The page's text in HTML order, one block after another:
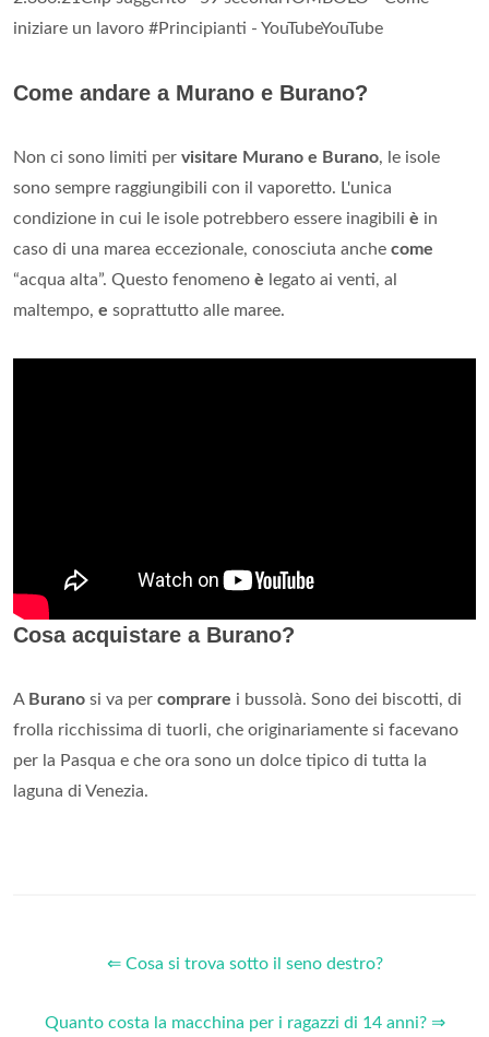
iniziare un lavoro #Principianti - YouTubeYouTube
Come andare a Murano e Burano?
Non ci sono limiti per visitare Murano e Burano, le isole
sono sempre raggiungibili con il vaporetto. L'unica
condizione in cui le isole potrebbero essere inagibili è in
caso di una marea eccezionale, conosciuta anche come
“acqua alta”. Questo fenomeno è legato ai venti, al
maltempo, e soprattutto alle maree.
Cosa acquistare a Burano?
A Burano si va per comprare i bussolà. Sono dei biscotti, di
frolla ricchissima di tuorli, che originariamente si facevano
per la Pasqua e che ora sono un dolce tipico di tutta la
laguna di Venezia.
⇐ Cosa si trova sotto il seno destro?
Quanto costa la macchina per i ragazzi di 14 anni? ⇒